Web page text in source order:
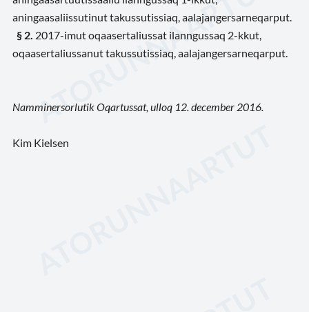
aningaasaliissutinut takussutissiaq, aalajangersarneqarput.
§ 2. 2017-imut oqaasertaliussat ilanngussaq 2-kkut,
oqaasertaliussanut takussutissiaq, aalajangersarneqarput.
Namminersorlutik Oqartussat, ulloq 12. december 2016.
Kim Kielsen